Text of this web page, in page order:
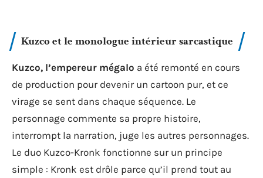
Kuzco et le monologue intérieur sarcastique
Kuzco, l’empereur mégalo a été remonté en cours
de production pour devenir un cartoon pur, et ce
virage se sent dans chaque séquence. Le
personnage commente sa propre histoire,
interrompt la narration, juge les autres personnages.
Le duo Kuzco-Kronk fonctionne sur un principe
simple : Kronk est drôle parce qu’il prend tout au